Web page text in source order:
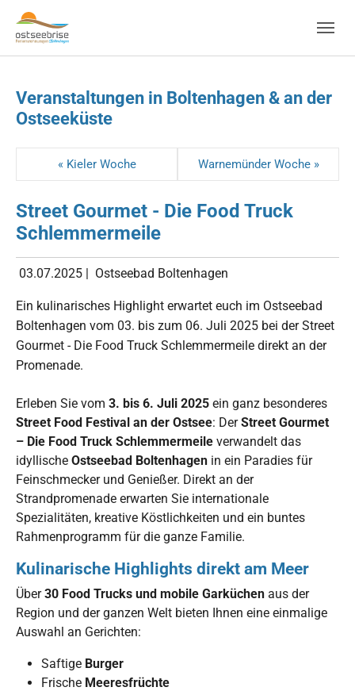
Skip to main navigation
Zum Hauptinhalt springen
Skip to page footer
Veranstaltungen in Boltenhagen & an der
Ostseeküste
« Kieler Woche Warnemünder Woche »
Street Gourmet - Die Food Truck
Schlemmermeile
03.07.2025 | Ostseebad Boltenhagen
Ein kulinarisches Highlight erwartet euch im Ostseebad
Boltenhagen vom 03. bis zum 06. Juli 2025 bei der Street
Gourmet - Die Food Truck Schlemmermeile direkt an der
Promenade.
Erleben Sie vom 3. bis 6. Juli 2025 ein ganz besonderes
Street Food Festival an der Ostsee: DerStreet Gourmet
– Die Food Truck Schlemmermeile verwandelt das
idyllische Ostseebad Boltenhagen in ein Paradies für
Feinschmecker und Genießer. Direkt an der
Strandpromenade erwarten Sie internationale
Spezialitäten, kreative Köstlichkeiten und ein buntes
Rahmenprogramm für die ganze Familie.
Kulinarische Highlights direkt am Meer
Über30 Food Trucks und mobile Garküchen aus der
Region und der ganzen Welt bieten Ihnen eine einmalige
Auswahl an Gerichten:
Saftige Burger
Frische Meeresfrüchte